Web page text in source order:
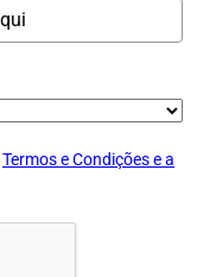
Termos e Condições e a